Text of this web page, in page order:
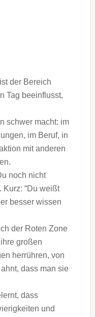
der Bereich
Tag beeinflusst,
schwer macht: im
im Beruf, in
mit anderen
noch nicht
Kurz: “Du weißt
besser wissen
der Roten Zone
großen
herrühren, von
dass man sie
dass
und